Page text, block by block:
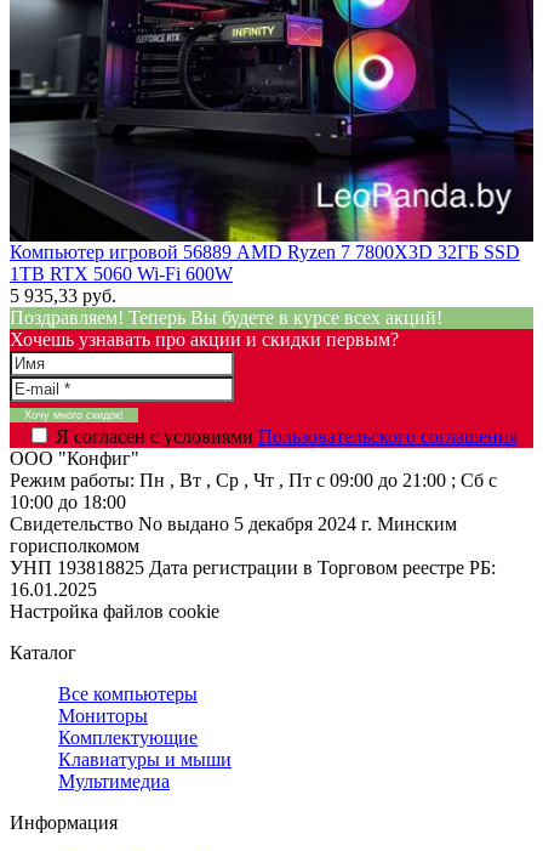
Компьютер игровой 56889 AMD Ryzen 7 7800X3D 32ГБ SSD
1TB RTX 5060 Wi-Fi 600W
5 935,33 руб.
Поздравляем! Теперь Вы будете в курсе всех акций!
Хочешь узнавать про акции и скидки первым?
Я согласен с условиями Пользовательского соглашения
ООО "Конфиг"
Режим работы: Пн , Вт , Ср , Чт , Пт c 09:00 до 21:00 ; Сб c
10:00 до 18:00
Свидетельство No выдано 5 декабря 2024 г. Минским
горисполкомом
УНП 193818825 Дата регистрации в Торговом реестре РБ:
16.01.2025
Настройка файлов cookie
Каталог
Все компьютеры
Мониторы
Комплектующие
Клавиатуры и мыши
Мультимедиа
Информация